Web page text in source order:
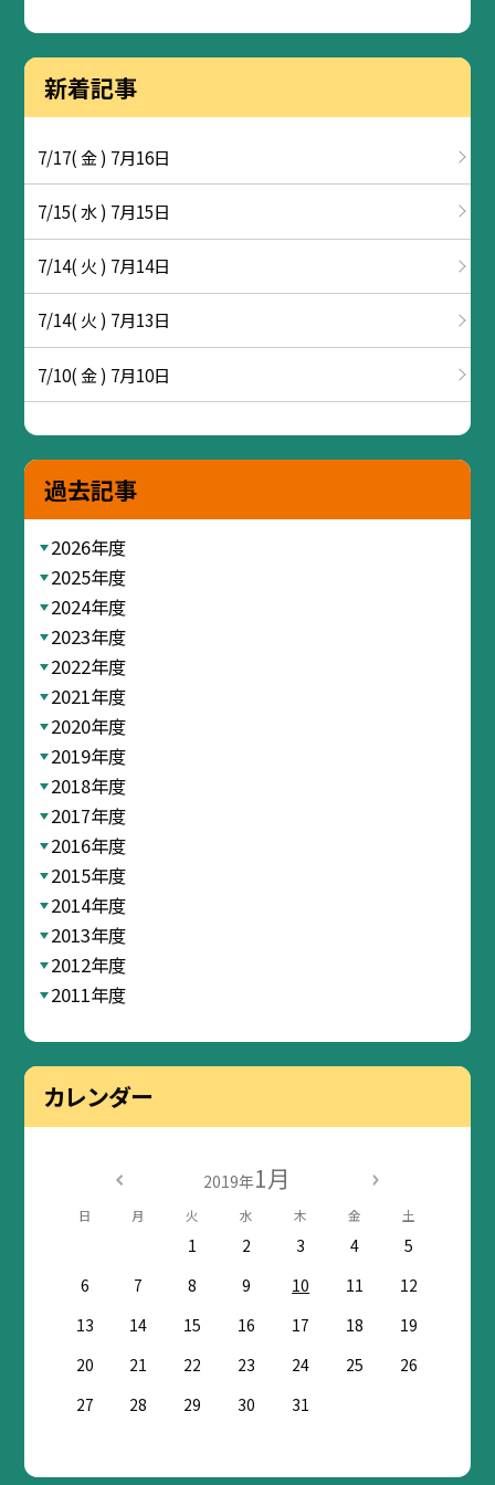
新着記事
7/17( 金 ) 7月16日
7/15( 水 ) 7月15日
7/14( 火 ) 7月14日
7/14( 火 ) 7月13日
7/10( 金 ) 7月10日
過去記事
2026年度
2025年度
2024年度
2023年度
2022年度
2021年度
2020年度
2019年度
2018年度
2017年度
2016年度
2015年度
2014年度
2013年度
2012年度
2011年度
カレンダー
2019年1月
日 月 火 水 木 金 土
1 2 3 4
5
6
7 8 9 10 11
12
13
14 15 16 17 18
19
20
21 22 23 24 25
26
27
28 29 30 31